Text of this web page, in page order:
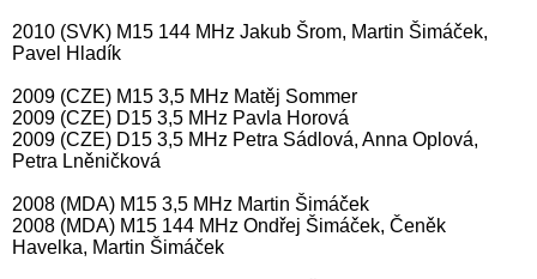
2010 (SVK) M15 144 MHz Jakub Šrom, Martin Šimáček,
Pavel Hladík
2009 (CZE) M15 3,5 MHz Matěj Sommer
2009 (CZE) D15 3,5 MHz Pavla Horová
2009 (CZE) D15 3,5 MHz Petra Sádlová, Anna Oplová,
Petra Lněničková
2008 (MDA) M15 3,5 MHz Martin Šimáček
2008 (MDA) M15 144 MHz Ondřej Šimáček, Čeněk
Havelka, Martin Šimáček